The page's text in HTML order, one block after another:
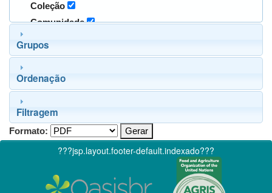
Coleção
Comunidade
Grupos
Ordenação
Filtragem
Formato:
???jsp.layout.footer-default.indexado???